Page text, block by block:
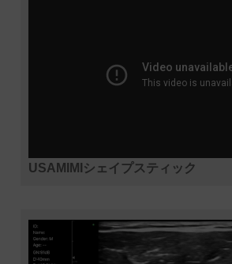
USAMIMIシェイプスティック